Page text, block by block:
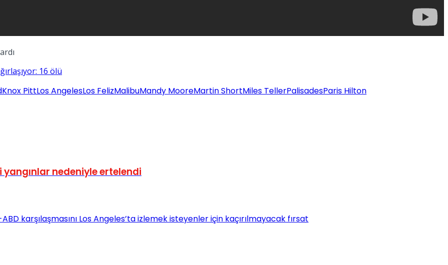
16 ölü
Knox PittLos AngelesLos FelizMalibuMandy MooreMartin ShortMiles TellerPalisadesParis Hilton
yangınlar nedeniyle ertelendi